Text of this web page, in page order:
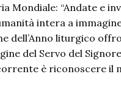
Mondiale: “Andate e
intera a
dell’Anno liturgico
del Servo del
è riconoscere il